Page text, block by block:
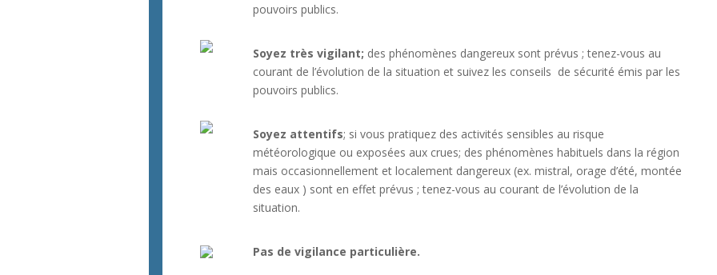
pouvoirs publics.
Soyez très vigilant; des phénomènes dangereux sont prévus ; tenez-vous au
courant de l’évolution de la situation et suivez les conseils de sécurité émis par les
pouvoirs publics.
Soyez attentifs; si vous pratiquez des activités sensibles au risque
météorologique ou exposées aux crues; des phénomènes habituels dans la région
mais occasionnellement et localement dangereux (ex. mistral, orage d’été, montée
des eaux ) sont en effet prévus ; tenez-vous au courant de l’évolution de la
situation.
Pas de vigilance particulière.